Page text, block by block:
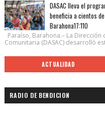
DASAC lleva el
beneficia a cientos
Barahona17:110
Paraíso, Barahona.– La Dirección
Comunitaria (DASAC) desarrolló
ACTUALIDAD
RADIO DE BENDICION